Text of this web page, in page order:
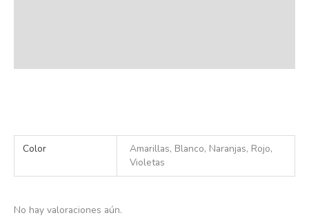
Color
Amarillas, Blanco, Naranjas, Rojo,
Violetas
No hay valoraciones aún.